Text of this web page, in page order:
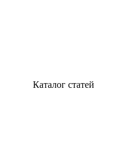
Каталог статей